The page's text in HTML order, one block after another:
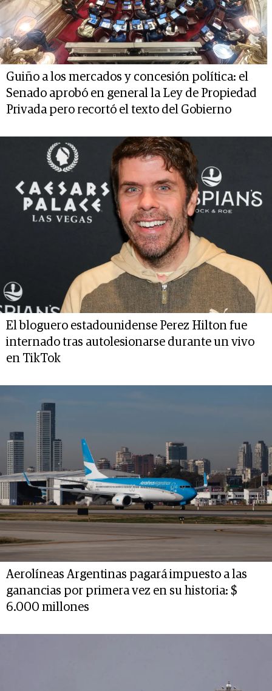
Guiño a los mercados y concesión política: el
Senado aprobó en general la Ley de Propiedad
Privada pero recortó el texto del Gobierno
El bloguero estadounidense Perez Hilton fue
internado tras autolesionarse durante un vivo
en TikTok
Aerolíneas Argentinas pagará impuesto a las
ganancias por primera vez en su historia: $
6.000 millones